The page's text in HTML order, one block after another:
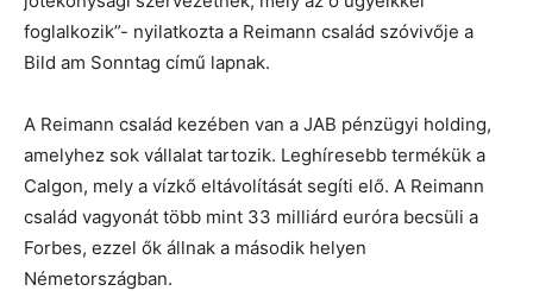
foglalkozik”- nyilatkozta a Reimann család szóvivője a
Bild am Sonntag című lapnak.
A Reimann család kezében van a JAB pénzügyi holding,
amelyhez sok vállalat tartozik. Leghíresebb termékük a
Calgon, mely a vízkő eltávolítását segíti elő. A Reimann
család vagyonát több mint 33 milliárd euróra becsüli a
Forbes, ezzel ők állnak a második helyen
Németországban.